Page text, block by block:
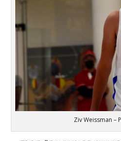
Ziv Weissman –